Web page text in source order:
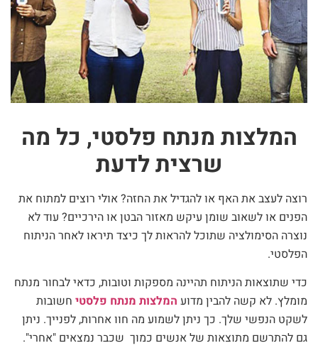
המלצות מנתח פלסטי, כל מה
שרצית לדעת
רוצה לעצב את האף או להגדיל את החזה? אולי רוצים למתוח את
הפנים או לשאוב שומן עיקש מאזור הבטן או הירכיים? עוד לא
נוצרה הסימולציה שתוכל להראות לך כיצד תיראו לאחר הניתוח
הפלסטי.
כדי שתוצאות הניתוח תהיינה מספקות וטובות, כדאי לבחור מנתח
מומלץ. לא קשה להבין מדוע המלצות מנתח פלסטי חשובות
לשקט הנפשי שלך. כך ניתן לשמוע מה חוו אחרות, לפנייך. ניתן
גם להתרשם מתוצאות של אנשים כמוך שכבר נמצאים "אחרי".